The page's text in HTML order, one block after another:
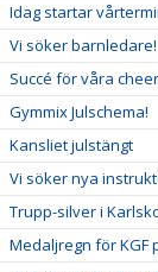
Idag startar
Vi söker barnledare!
Succé för våra
Gymmix Julschema!
Kansliet julstängt
Vi söker nya
Trupp-silver i
Medaljregn för KGF